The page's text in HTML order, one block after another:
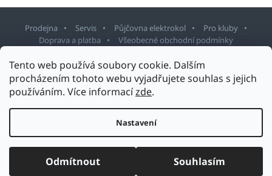
Tento web používá soubory cookie. Dalším
procházením tohoto webu vyjadřujete souhlas s jejich
používáním. Více informacízde.
Nastavení
Odmítnout Souhlasím
Prodejna Servis Půjčovna elektrokol
Pro kluby
Doprava a platba
Všeobecné obchodní podmínky
Vytvořil Shoptet
Upravit nastavení cookies
Design šablony vytvořilShoptetak.cz